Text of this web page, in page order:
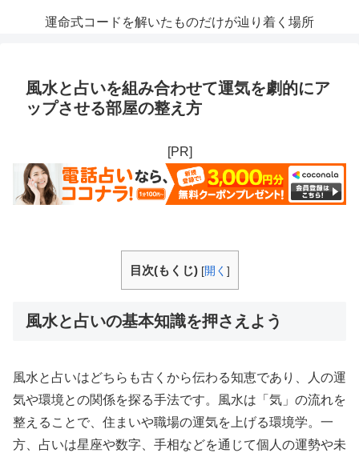
運命式コードを解いたものだけが辿り着く場所
風水と占いを組み合わせて運気を劇的にア
ップさせる部屋の整え方
[PR]
目次(もくじ) [開く ]
風水と占いの基本知識を押さえよう
風水と占いはどちらも古くから伝わる知恵であり、人の運
気や環境との関係を探る手法です。風水は「気」の流れを
整えることで、住まいや職場の運気を上げる環境学。一
方、占いは星座や数字、手相などを通じて個人の運勢や未